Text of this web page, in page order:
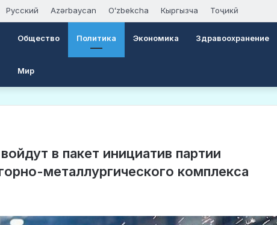
Русский Azərbaycan Oʻzbekcha Кыргызча Тоҷикӣ
Общество Политика Экономика Здравоохранение
Мир
в пакет инициатив партии
металлургического комплекса